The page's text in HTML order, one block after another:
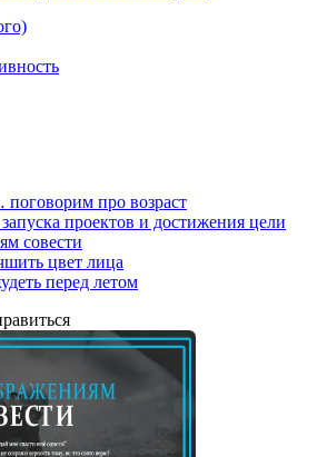
про возраст
проектов и достижения цели
совести
цвет лица
перед летом